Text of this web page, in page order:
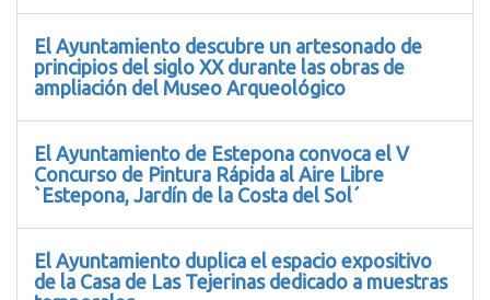
El Ayuntamiento descubre un artesonado de
principios del siglo XX durante las obras de
ampliación del Museo Arqueológico
El Ayuntamiento de Estepona convoca el V
Concurso de Pintura Rápida al Aire Libre
`Estepona, Jardín de la Costa del Sol´
El Ayuntamiento duplica el espacio expositivo
de la Casa de Las Tejerinas dedicado a muestras